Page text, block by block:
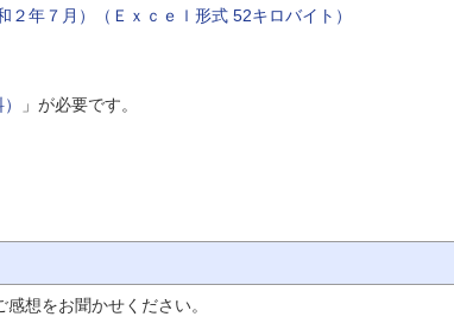
年７月）（Ｅｘｃｅｌ形式 52キロバイト）
」が必要です。
想をお聞かせください。